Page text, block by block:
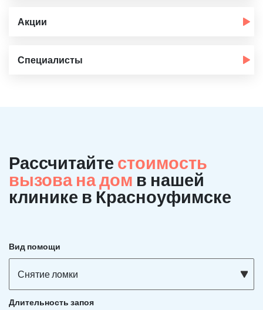
Акции
Специалисты
Рассчитайте стоимость
вызова на дом в нашей
клинике в Красноуфимске
Вид помощи
Снятие ломки
Длительность запоя